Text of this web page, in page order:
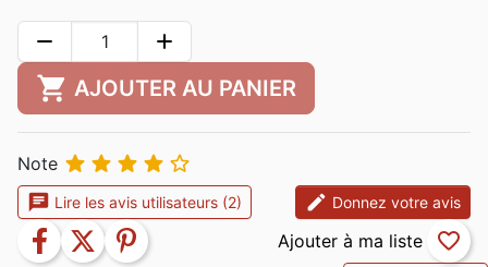
remove add
shopping_cart AJOUTER AU PANIER
Note     
chat Lire les avis utilisateurs (2) edit Donnez votre avis
facebook twitter pinterest favorite_border